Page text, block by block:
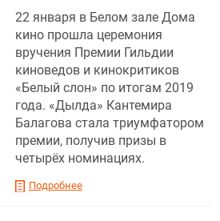
22 января в Белом зале Дома
кино прошла церемония
вручения Премии Гильдии
киноведов и кинокритиков
«Белый слон» по итогам 2019
года. «Дылда» Кантемира
Балагова стала триумфатором
премии, получив призы в
четырёх номинациях.
Подробнее